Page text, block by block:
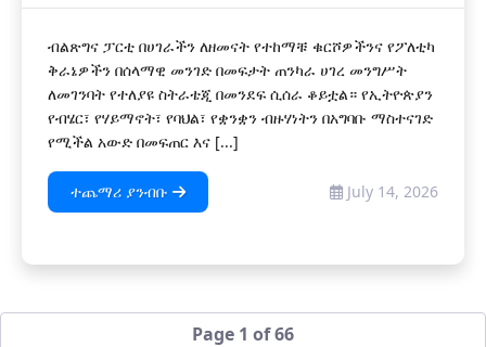
ብልጽግና ፓርቲ በሀገራችን ለዘመናት የተከማቹ ቁርሾዎችንና የፖለቲካ
ቅራኔዎችን በሰላማዊ መንገድ በመፍታት ጠንካራ ሀገረ መንግሥት
ለመገንባት የተለያዩ ስትራቴጂ በመንደፍ ሲሰራ ቆይቷል። የኢትዮጵያን
የብሄር፣ የሃይማኖት፣ የባህል፣ የቋንቋን ብዙሃነትን በአግባቡ ማስተናገድ
የሚችል አውድ በመፍጠር እና [...]
ተጨማሪ ያንብቡ July 14, 2026
Page 1 of 66